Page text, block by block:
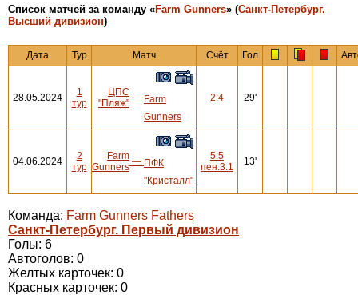
Cписок матчей за команду «Farm Gunners» (Санкт-Петербург.
Высший дивизион)
Дата Тур Матч Счёт Гол
28.05.2024
1
тур
ЦПС
"Пляж" — Farm
Gunners
2:4 29'
04.06.2024
2
тур
Farm
Gunners — ПФК
"Кристалл"
5:5
пен.3:1
13'
Команда: Farm Gunners Fathers
Санкт-Петербург. Первый дивизион
Голы: 6
Автоголов: 0
Желтых карточек: 0
Красных карточек: 0